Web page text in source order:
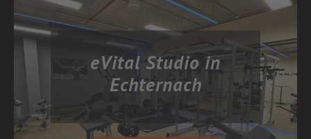
eVital Studio in
Echternach